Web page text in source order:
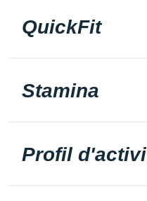
QuickFit
Stamina
Profil